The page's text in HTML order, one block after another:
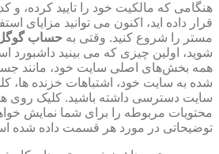
هنگامی که مالکیت خود را تایید کرده، و
قرار داده اید، اکنون می توانید مزایای
مستر را شروع کنید. وقتی به حساب
شوید، اولین چیزی که می بینید داشبورد
همه بخش‌های اصلی سایت خود، مانند
شده به سایت خود، اشتباهات خزنده ها،
سایت دسترسی داشته باشید. کلیک روی
محتویات مربوطه را برای شما نمایش
توضیحاتی در مورد هر قسمت داده شده